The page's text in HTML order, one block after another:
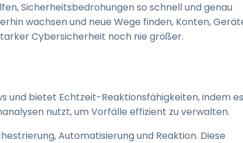
Sicherheitsbedrohungen so schnell und genau
wachsen und neue Wege finden, Konten,
Cybersicherheit noch nie größer.
und bietet Echtzeit-Reaktionsfähigkeiten, indem es
nutzt, um Vorfälle effizient zu verwalten.
Automatisierung und Reaktion. Diese